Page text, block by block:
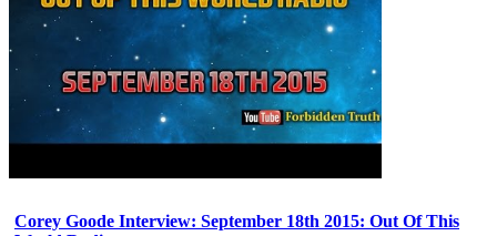
Corey Goode Interview: September 18th 2015: Out Of This